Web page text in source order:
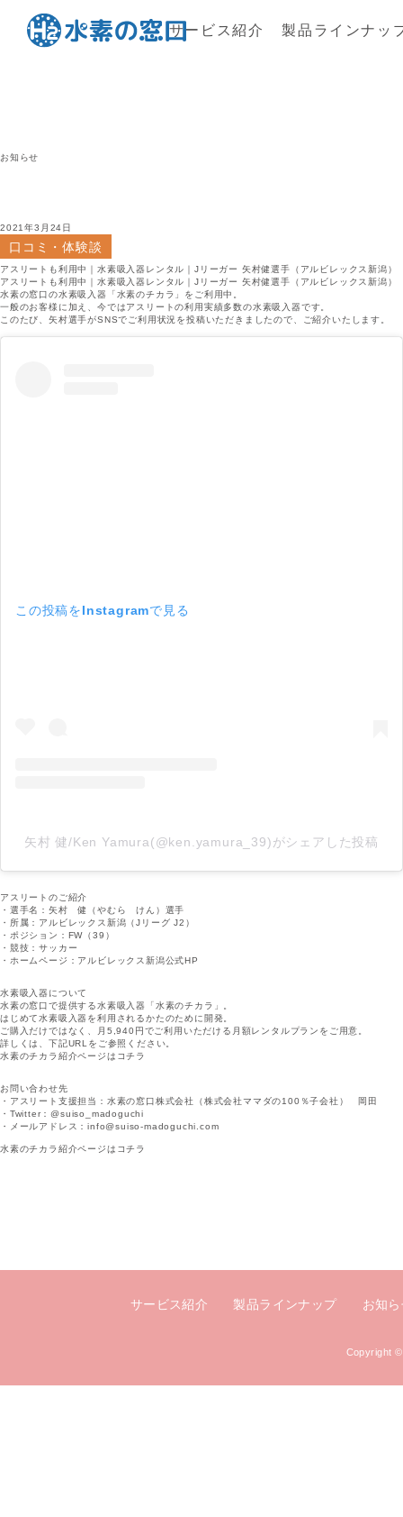
サービス紹介 製品ラインナッ
お知らせ
2021年3月24日
口コミ・体験談
アスリートも利用中｜水素吸入器レンタル｜Jリーガー 矢村健選手（アルビレックス新潟）
アスリートも利用中｜水素吸入器レンタル｜Jリーガー 矢村健選手（アルビレックス新潟）
水素の窓口の水素吸入器「水素のチカラ」をご利用中。
一般のお客様に加え、今ではアスリートの利用実績多数の水素吸入器です。
このたび、矢村選手がSNSでご利用状況を投稿いただきましたので、ご紹介いたします。
この投稿をInstagramで見る
矢村 健/Ken Yamura(@ken.yamura_39)がシェアした投稿
アスリートのご紹介
・選手名：矢村 健（やむら けん）選手
・所属：アルビレックス新潟（Jリーグ J2）
・ポジション：FW（39）
・競技：サッカー
・ホームページ： アルビレックス新潟公式HP
水素吸入器について
水素の窓口で提供する水素吸入器「水素のチカラ」。
はじめて水素吸入器を利用されるかたのために開発。
ご購入だけではなく、月5,940円でご利用いただける月額レンタルプランをご用意。
詳しくは、下記URLをご参照ください。
水素のチカラ紹介ページはコチラ
お問い合わせ先
・アスリート支援担当：水素の窓口株式会社（株式会社ママダの100％子会社） 岡田
・Twitter：@suiso_madoguchi
・メールアドレス：info@suiso-madoguchi.com
水素のチカラ紹介ページはコチラ
サービス紹介 製品ラインナップ お知
Copyright